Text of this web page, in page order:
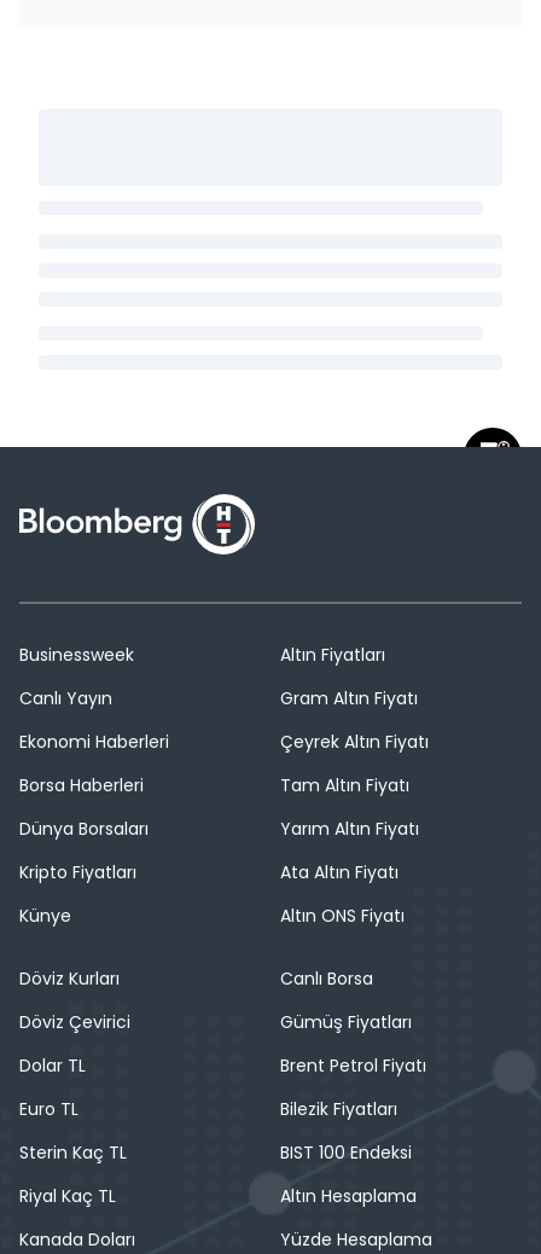
Businessweek
Canlı Yayın
Ekonomi Haberleri
Borsa Haberleri
Dünya Borsaları
Kripto Fiyatları
Künye
Altın Fiyatları
Gram Altın Fiyatı
Çeyrek Altın Fiyatı
Tam Altın Fiyatı
Yarım Altın Fiyatı
Ata Altın Fiyatı
Altın ONS Fiyatı
Döviz Kurları
Döviz Çevirici
Dolar TL
Euro TL
Sterin Kaç TL
Riyal Kaç TL
Kanada Doları
Canlı Borsa
Gümüş Fiyatları
Brent Petrol Fiyatı
Bilezik Fiyatları
BIST 100 Endeksi
Altın Hesaplama
Yüzde Hesaplama